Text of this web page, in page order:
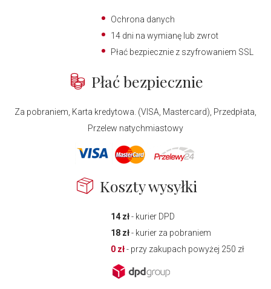
Ochrona danych
14 dni na wymianę lub zwrot
Płać bezpiecznie z szyfrowaniem SSL
Płać bezpiecznie
Za pobraniem, Karta kredytowa. (VISA, Mastercard), Przedpłata,
Przelew natychmiastowy
Koszty wysyłki
14 zł- kurier DPD
18 zł- kurier za pobraniem
0 zł- przy zakupach powyżej 250 zł